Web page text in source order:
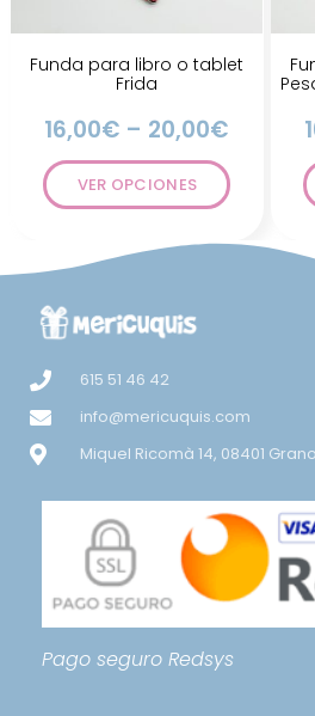
Funda para libro o tablet
Frida
16,00€ – 20,00€
VER OPCIONES
615 51 46 42
info@mericuquis.com
Miquel Ricomà 14, 08401
Pago seguro Redsys